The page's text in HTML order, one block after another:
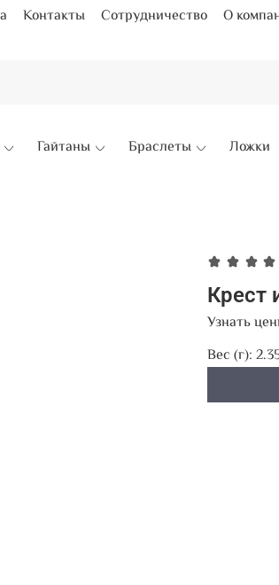
Контакты Сотрудничество О
Гайтаны Браслеты Ложки
Крест
Узнать
Вес (г):